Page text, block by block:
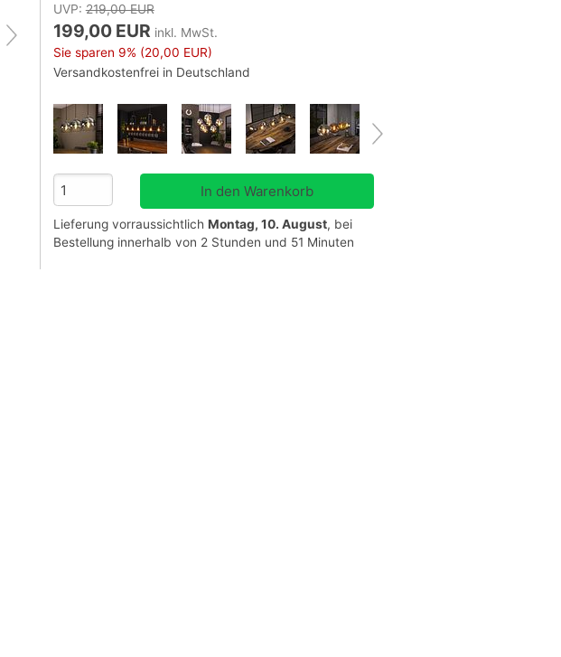
UVP:219,00 EUR
199,00 EUR inkl. MwSt.
Sie sparen 9% (20,00 EUR)
Versandkostenfrei in Deutschland
Lieferung vorraussichtlich Montag, 10. August, bei
Bestellung innerhalb von 2 Stunden und 51 Minuten